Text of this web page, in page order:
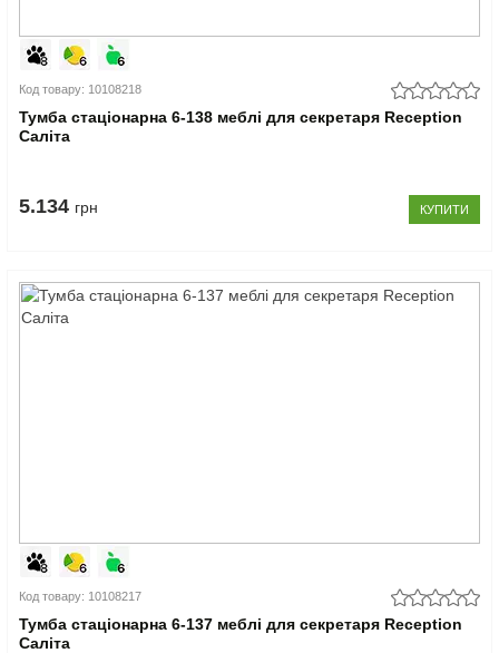
Код товару: 10108218
Тумба стаціонарна 6-138 меблі для секретаря Reception
Саліта
5.134 грн КУПИТИ
Код товару: 10108217
Тумба стаціонарна 6-137 меблі для секретаря Reception
Саліта